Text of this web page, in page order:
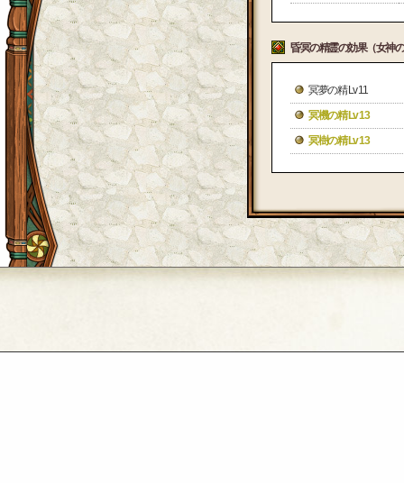
昏冥の精霊の効果（女神
冥夢の精 Lv 11
冥機の精 Lv 13
冥樹の精 Lv 13